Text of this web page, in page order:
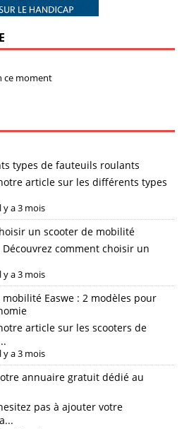
ce moment
types de fauteuils roulants
article sur les différents types
y a 3 mois
un scooter de mobilité
Découvrez comment choisir un
y a 3 mois
mobilité Easwe : 2 modèles pour
article sur les scooters de
y a 3 mois
annuaire gratuit dédié au
pas à ajouter votre